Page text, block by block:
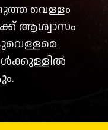
വെള്ളം
ആശ്വാസം